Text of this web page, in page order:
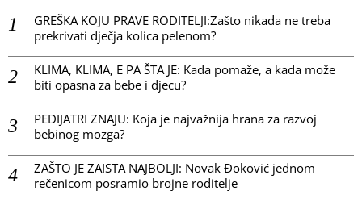
GREŠKA KOJU PRAVE RODITELJI:Zašto nikada ne treba
prekrivati dječja kolica pelenom?
KLIMA, KLIMA, E PA ŠTA JE: Kada pomaže, a kada može
biti opasna za bebe i djecu?
PEDIJATRI ZNAJU: Koja je najvažnija hrana za razvoj
bebinog mozga?
ZAŠTO JE ZAISTA NAJBOLJI: Novak Đoković jednom
rečenicom posramio brojne roditelje